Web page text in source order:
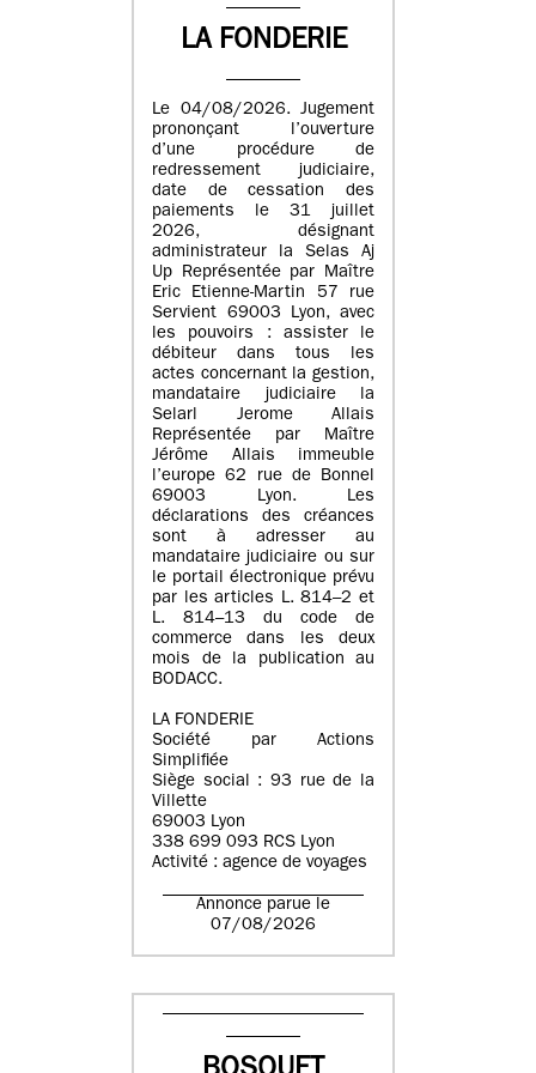
LA FONDERIE
Le 04/08/2026. Jugement
prononçant l’ouverture
d’une procédure de
redressement judiciaire,
date de cessation des
paiements le 31 juillet
2026, désignant
administrateur la Selas Aj
Up Représentée par Maître
Eric Etienne-Martin 57 rue
Servient 69003 Lyon, avec
les pouvoirs : assister le
débiteur dans tous les
actes concernant la gestion,
mandataire judiciaire la
Selarl Jerome Allais
Représentée par Maître
Jérôme Allais immeuble
l’europe 62 rue de Bonnel
69003 Lyon. Les
déclarations des créances
sont à adresser au
mandataire judiciaire ou sur
le portail électronique prévu
par les articles L. 814–2 et
L. 814–13 du code de
commerce dans les deux
mois de la publication au
BODACC.
LA FONDERIE
Société par Actions
Simplifiée
Siège social : 93 rue de la
Villette
69003 Lyon
338 699 093 RCS Lyon
Activité : agence de voyages
Annonce parue le
07/08/2026